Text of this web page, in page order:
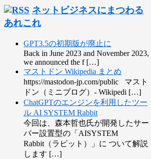
ネットビジネスにまつわる
あれこれ
GPT3.5の初期版が廃止に
Back in June 2023 and November 2023,
we announced the f […]
マストドン Wikipedia まとめ
https://mastodon-jp.com/public マスト
ドン（ミニブログ）- Wikipedi […]
ChatGPTのエンジンを利用したツー
ル AI SYSTEM Rabbit
今回は、森本哲也氏が開発したサー
バー設置型の「AISYSTEM
Rabbit（ラビット）」に ついて解説
します […]